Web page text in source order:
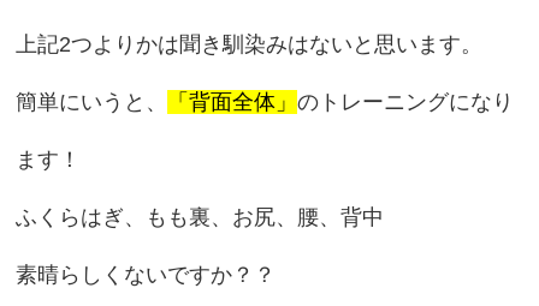
上記2つよりかは聞き馴染みはないと思います。
簡単にいうと、 「背面全体」のトレーニングになり
ます！
ふくらはぎ、もも裏、お尻、腰、背中
素晴らしくないですか？？